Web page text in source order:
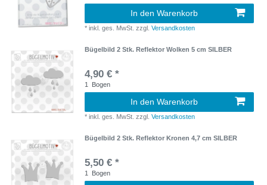
In den Warenkorb
*inkl. ges. MwSt. zzgl.Versandkosten
Bügelbild 2 Stk. Reflektor Wolken 5 cm SILBER
4,90 € *
1 Bogen
In den Warenkorb
*inkl. ges. MwSt. zzgl.Versandkosten
Bügelbild 2 Stk. Reflektor Kronen 4,7 cm SILBER
5,50 € *
1 Bogen